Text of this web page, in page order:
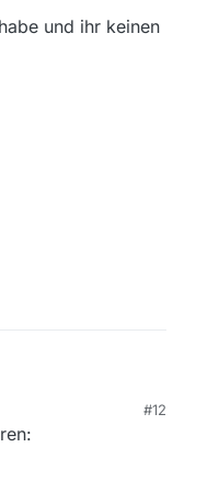
und ihr keinen
und ihr keinen
#12